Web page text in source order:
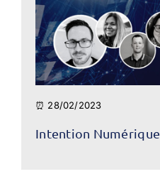
⏰ 28/02/2023
Intention Numérique